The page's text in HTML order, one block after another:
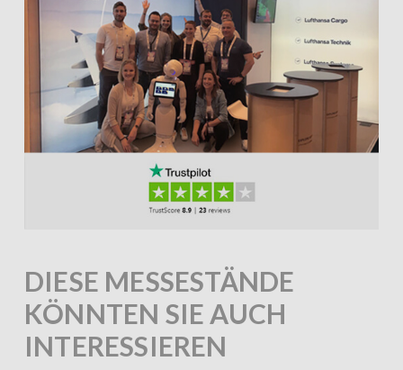
DIESE MESSESTÄNDE
KÖNNTEN SIE AUCH
INTERESSIEREN